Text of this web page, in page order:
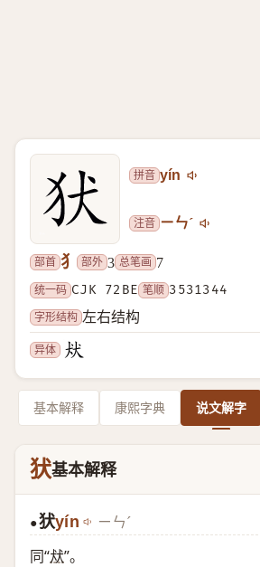
拼音 yín
注音 ㄧㄣˊ
部首 犭 部外 3 总笔画 7
统一码 CJK 72BE 笔顺 3531344
字形结构 左右结构
异体
基本解释 康熙字典 说文解字
犾基本解释
●犾yín ㄧㄣˊ
同“㹜”。